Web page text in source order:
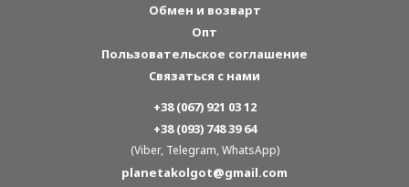
Обмен и возварт
Опт
Пользовательское соглашение
Связаться с нами
+38 (067) 921 03 12
+38 (093) 748 39 64
(Viber, Telegram, WhatsApp)
planetakolgot@gmail.com